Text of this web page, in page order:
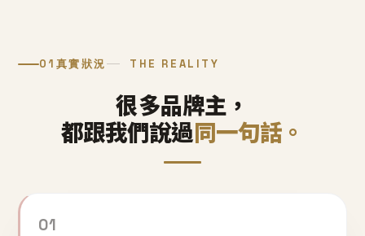
01 真實狀況 THE REALITY
很多品牌主，
都跟我們說過同一句話。
01